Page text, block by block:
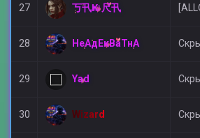
27 丂卂Ҝㄩ尺卂
28 НеАдЕкВаТнА
29 Yad
30 Wizard